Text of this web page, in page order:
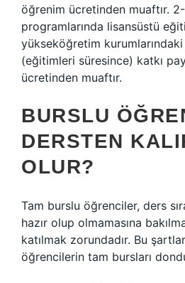
öğrenim ücretinden muaftır.
programlarında lisansüstü
yükseköğretim
(eğitimleri süresince) katkı
ücretinden muaftır.
BURSLU
DERSTEN
OLUR?
Tam burslu öğrenciler, ders
hazır olup olmamasına
katılmak zorundadır. Bu
öğrencilerin tam bursları